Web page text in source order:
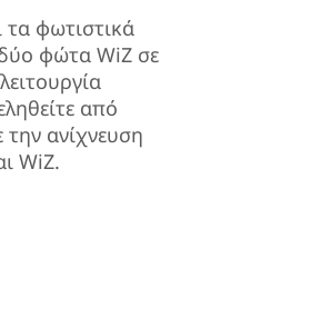
τα φωτιστικά
φώτα WiZ σε
από
ανίχνευση
WiZ.